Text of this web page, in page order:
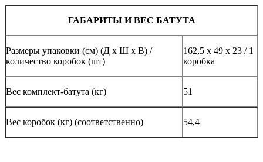
ГАБАРИТЫ И ВЕС БАТУТА
Размеры упаковки (см) (Д х Ш х В) /
количество коробок (шт)
162,5 х 49 х 23 / 1
коробка
Вес комплект-батута (кг) 51
Вес коробок (кг) (соответственно) 54,4